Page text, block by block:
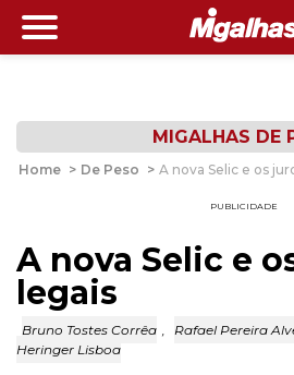
MIGALHAS DE
Home > De Peso > A nova Selic e os
PUBLICIDADE
A nova Selic e
legais
Bruno Tostes Corrêa , Rafael Pereira
Heringer Lisboa